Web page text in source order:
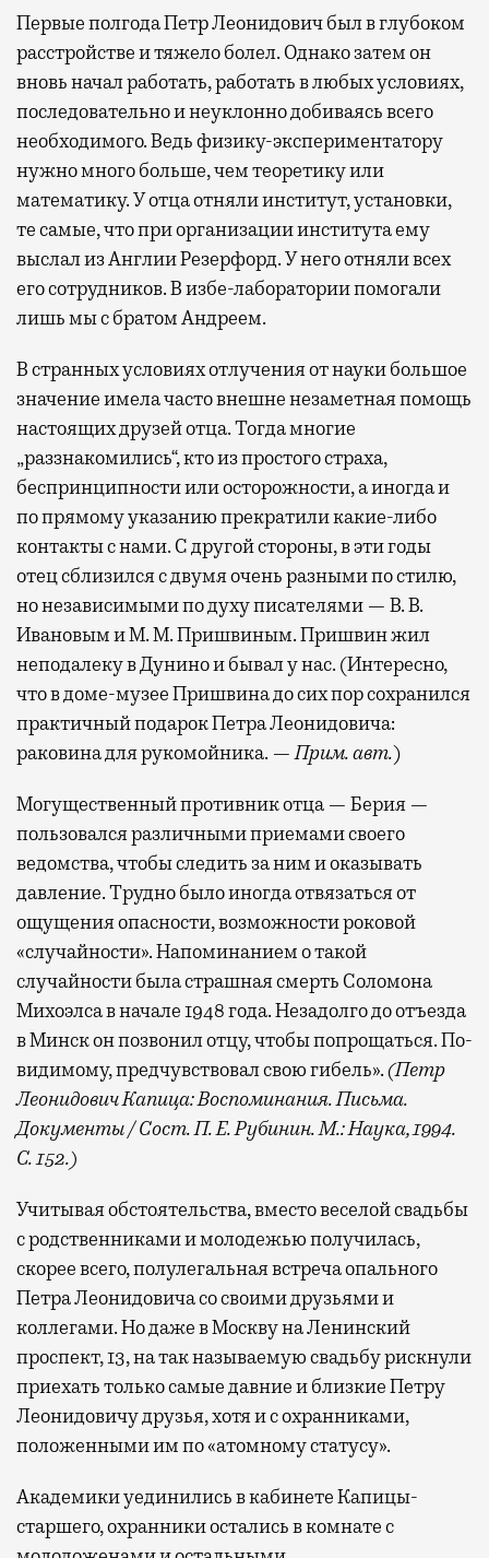
Первые полгода Петр Леонидович был в глубоком
расстройстве и тяжело болел. Однако затем он
вновь начал работать, работать в любых условиях,
последовательно и неуклонно добиваясь всего
необходимого. Ведь физику-экспериментатору
нужно много больше, чем теоретику или
математику. У отца отняли институт, установки,
те самые, что при организации института ему
выслал из Англии Резерфорд. У него отняли всех
его сотрудников. В избе-лаборатории помогали
лишь мы с братом Андреем.
В странных условиях отлучения от науки большое
значение имела часто внешне незаметная помощь
настоящих друзей отца. Тогда многие
„раззнакомились“, кто из простого страха,
беспринципности или осторожности, а иногда и
по прямому указанию прекратили какие-либо
контакты с нами. С другой стороны, в эти годы
отец сблизился с двумя очень разными по стилю,
но независимыми по духу писателями — В. В.
Ивановым и М. М. Пришвиным. Пришвин жил
неподалеку в Дунино и бывал у нас. (Интересно,
что в доме-музее Пришвина до сих пор сохранился
практичный подарок Петра Леонидовича:
раковина для рукомойника. —Прим. авт.)
Могущественный противник отца — Берия —
пользовался различными приемами своего
ведомства, чтобы следить за ним и оказывать
давление. Трудно было иногда отвязаться от
ощущения опасности, возможности роковой
«случайности». Напоминанием о такой
случайности была страшная смерть Соломона
Михоэлса в начале 1948 года. Незадолго до отъезда
в Минск он позвонил отцу, чтобы попрощаться. По-
видимому, предчувствовал свою гибель».(Петр
Леонидович Капица: Воспоминания. Письма.
Документы / Сост. П. Е. Рубинин. М.: Наука, 1994.
С. 152.)
Учитывая обстоятельства, вместо веселой свадьбы
с родственниками и молодежью получилась,
скорее всего, полулегальная встреча опального
Петра Леонидовича со своими друзьями и
коллегами. Но даже в Москву на Ленинский
проспект, 13, на так называемую свадьбу рискнули
приехать только самые давние и близкие Петру
Леонидовичу друзья, хотя и с охранниками,
положенными им по «атомному статусу».
Академики уединились в кабинете Капицы-
старшего, охранники остались в комнате с